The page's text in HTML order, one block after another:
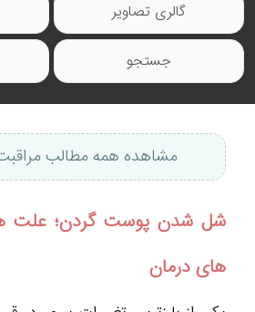
گالری تصاویر
جستجو
مشاهده همه مطالب
شل شدن پوست گردن؛ علت
های درمان